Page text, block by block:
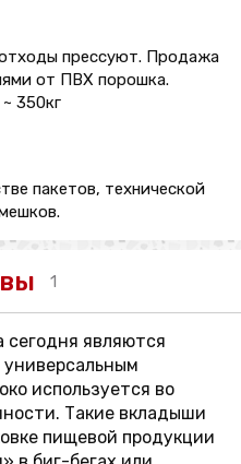
прессуют. Продажа
от ПВХ порошка.
350кг
пакетов, технической
1
являются
используется во
Такие вкладыши
пищевой продукции